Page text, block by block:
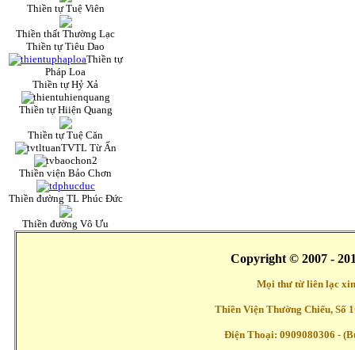
Thiền tự Tuệ Viên
Thiền thất Thường Lạc
Thiền tự Tiêu Dao
Thiền tự
Pháp Loa
Thiền tự Hỷ Xả
Thiền tự Hiiện Quang
Thiền tự Tuệ Căn
TVTL Từ Ấn
Thiền viện Bảo Chơn
Thiền đường TL Phúc Đức
Thiền đường Vô Ưu
Copyright © 2007 -
Mọi thư từ liên lạc
Thiền Viện Thường Chiếu, Số
Điện Thoại: 0909080306 -